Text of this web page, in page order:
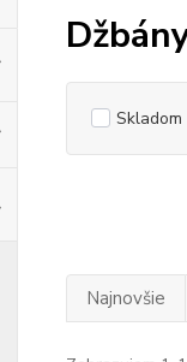
Skladom
Najnovšie